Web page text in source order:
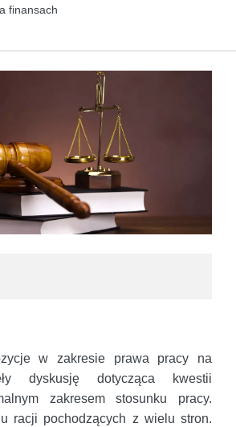
finansach
w zakresie prawa pracy na
dyskusję dotycząca kwestii
zakresem stosunku pracy.
racji pochodzących z wielu stron.